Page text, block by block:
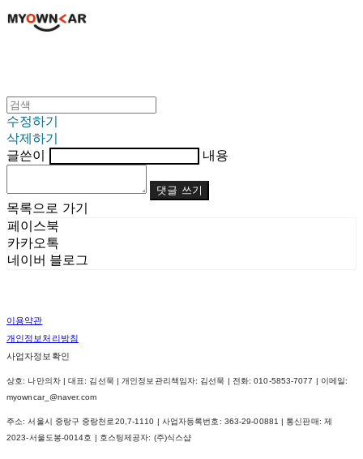
수정하기
삭제하기
글쓴이
내용
댓글 쓰기
목록으로 가기
페이스북
카카오톡
네이버 블로그
이용약관
개인정보처리방침
사업자정보확인
상호: 나만의차 | 대표: 김선묵 | 개인정보관리책임자: 김선묵 | 전화: 010-5853-7077 | 이메일:
myowncar_@naver.com
주소: 서울시 중랑구 중랑천로20,7-1110 | 사업자등록번호: 363-29-00881 | 통신판매: 제
2023-서울도봉-0014호
| 호스팅제공자: (주)식스샵